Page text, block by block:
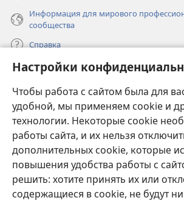
Настройки
Чтобы работа с сайтом была для
удобной, мы применяем cookie и
технологии. Некоторые cookie
работы сайта, и их нельзя
дополнительных cookie, которые
повышения удобства работы с
решить: хотите принять их или
содержащиеся в cookie, не будут
Информация для мирового
сообщества
Справка
Пожертвования
в
новом
окне)
ОНЛАЙН-БИБЛИОТЕКА Сторожевой
(открывается
новом
окне)
JW Hub®
(открывается
в
новом
окне)
JW Library ®
Watchtower Library